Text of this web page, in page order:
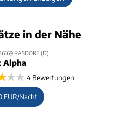
in der Nähe
RASDORF (D)
Alpha
4 Bewertungen
EUR/Nacht